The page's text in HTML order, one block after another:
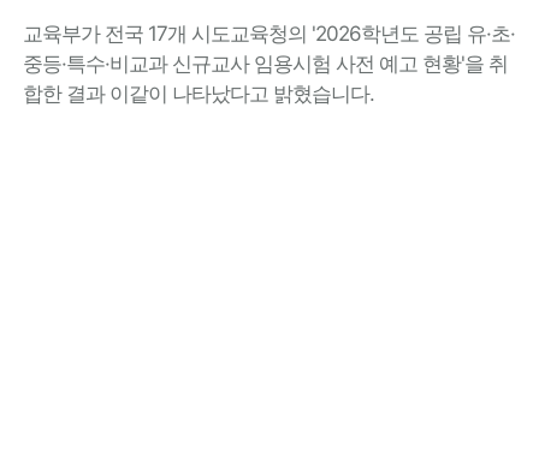
교육부가 전국 17개 시도교육청의 '2026학년도 공립 유·초·
중등·특수·비교과 신규교사 임용시험 사전 예고 현황'을 취
합한 결과 이같이 나타났다고 밝혔습니다.